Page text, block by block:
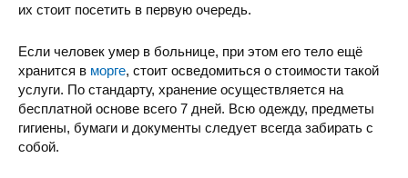
их стоит посетить в первую очередь.
Если человек умер в больнице, при этом его тело ещё
хранится в морге, стоит осведомиться о стоимости такой
услуги. По стандарту, хранение осуществляется на
бесплатной основе всего 7 дней. Всю одежду, предметы
гигиены, бумаги и документы следует всегда забирать с
собой.